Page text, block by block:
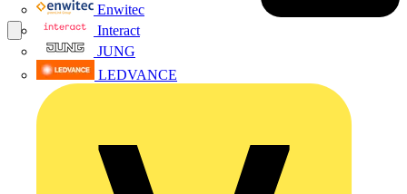
Enwitec
Interact
JUNG
LEDVANCE